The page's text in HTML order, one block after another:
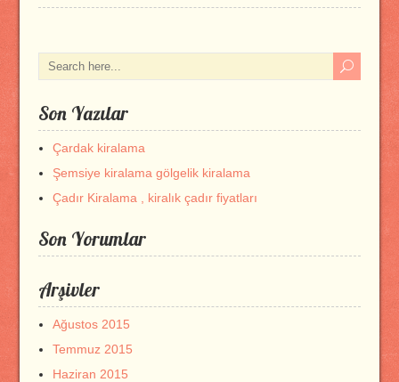
Son Yazılar
Çardak kiralama
Şemsiye kiralama gölgelik kiralama
Çadır Kiralama , kiralık çadır fiyatları
Son Yorumlar
Arşivler
Ağustos 2015
Temmuz 2015
Haziran 2015